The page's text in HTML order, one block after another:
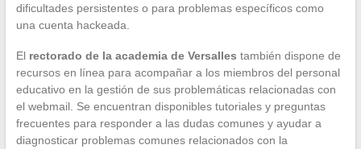
dificultades persistentes o para problemas específicos como
una cuenta hackeada.
El rectorado de la academia de Versalles también dispone de
recursos en línea para acompañar a los miembros del personal
educativo en la gestión de sus problemáticas relacionadas con
el webmail. Se encuentran disponibles tutoriales y preguntas
frecuentes para responder a las dudas comunes y ayudar a
diagnosticar problemas comunes relacionados con la